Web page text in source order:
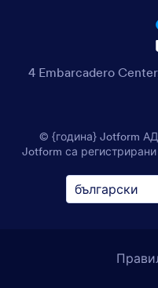
4 Embarcadero
© {година} Jotform
Jotform са